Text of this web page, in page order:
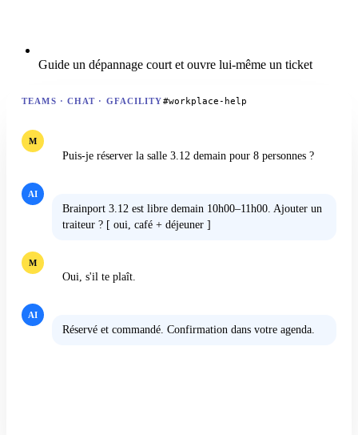
Guide un dépannage court et ouvre lui-même un ticket
TEAMS · CHAT · GFACILITY#workplace-help
M
Puis-je réserver la salle 3.12 demain pour 8 personnes ?
AI
Brainport 3.12 est libre demain 10h00–11h00. Ajouter un
traiteur ? [ oui, café + déjeuner ]
M
Oui, s'il te plaît.
AI
Réservé et commandé. Confirmation dans votre agenda.